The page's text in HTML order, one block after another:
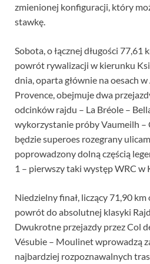
zmienionej konfiguracji, który
stawkę.
Sobota, o łącznej długości 77,61
powrót rywalizacji w kierunku
dnia, oparta głównie na oesach
Provence, obejmuje dwa
odcinków rajdu – La Bréole –
wykorzystanie próby Vaumeilh –
będzie superoes rozegrany
poprowadzony dolną częścią
1 – pierwszy taki występ WRC
Niedzielny finał, liczący 71,90
powrót do absolutnej klasyki
Dwukrotne przejazdy przez Col
Vésubie – Moulinet wprowadzą
najbardziej rozpoznawalnych